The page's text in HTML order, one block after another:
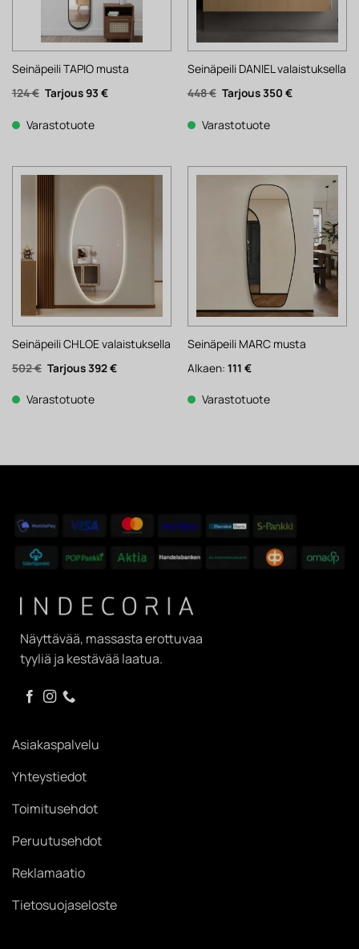
Seinäpeili TAPIO musta
124€ Alkuperäinen
hinta
124 €.
93 €Nykyinen
Varastotuote
Seinäpeili DANIEL valaistuksella
448€ Alkuperäinen
hinta
448 €.
350 €Nykyinen
Varastotuote
Seinäpeili CHLOE valaistuksella
502€ Alkuperäinen
hinta
502 €.
392€Nykyinen
Varastotuote
Seinäpeili MARC musta
Alkaen: 111 €
Varastotuote
Näyttävää, massasta erottuvaa
tyyliä ja kestävää laatua.
Asiakaspalvelu
Yhteystiedot
Toimitusehdot
Peruutusehdot
Reklamaatio
Tietosuojaseloste